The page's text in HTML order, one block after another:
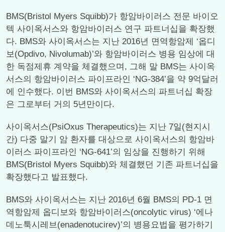
BMS(Bristol Myers Squibb)가 항암바이러스 전문 바이오
텍 사이옥서스와 항암바이러스 연구 파트너십을 확장했
다. BMS와 사이옥서스는 지난 2016년 면역항암제 ‘옵디
보(Opdivo, Nivolumab)’와 항암바이러스 병용 임상에 대
한 독점제휴 계약을 체결했으며, 그해 말 BMS는 사이옥
서스의 항암바이러스 파이프라인 ‘NG-384’을 약 9억달러
에 인수했다. 이번 BMS와 사이옥서스의 파트너십 확장
은 그로부터 거의 5년만이다.
사이옥서스(PsiOxus Therapeutics)는 지난 7일(현지시
간) 다중 말기 암 환자를 대상으로 사이옥서스의 항암바
이러스 파이프라인 ‘NG-641’의 임상을 진행하기 위해
BMS(Bristol Myers Squibb)와 체결했던 기존 파트너십을
확장했다고 발표했다.
BMS와 사이옥서스는 지난 2016년 6월 BMS의 PD-1 면
역항암제 옵디보와 항암바이러스(oncolytic virus) ‘에나
데노툭시레브(enadenotucirev)’의 병용요법을 평가하기